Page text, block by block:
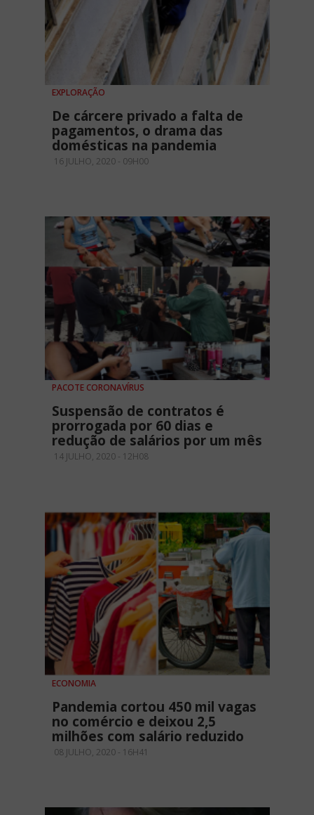
EXPLORAÇÃO
De cárcere privado a falta de
pagamentos, o drama das
domésticas na pandemia
16 JULHO, 2020 - 09H00
PACOTE CORONAVÍRUS
Suspensão de contratos é
prorrogada por 60 dias e
redução de salários por um mês
14 JULHO, 2020 - 12H08
ECONOMIA
Pandemia cortou 450 mil vagas
no comércio e deixou 2,5
milhões com salário reduzido
08 JULHO, 2020 - 16H41